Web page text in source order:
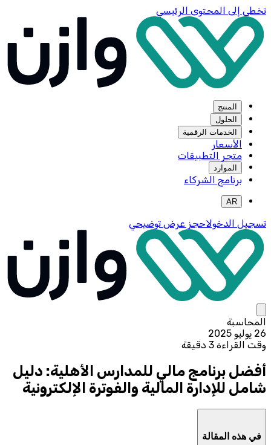
تخطي إلى المحتوى الرئيسي
المنتج
الحلول
الخدمات الرقمية
الأسعار
متجر التطبيقات
الموارد
برنامج الشركاء
AR
تسجيل الدخولاحجز عرض توضيحي
المحاسبة
26 يوليو 2025
وقت القراءة 3 دقيقة
أفضل برنامج مالي للمدارس الأهلية: دليل
شامل للإدارة المالية والفوترة الإلكترونية
في هذه المقالة